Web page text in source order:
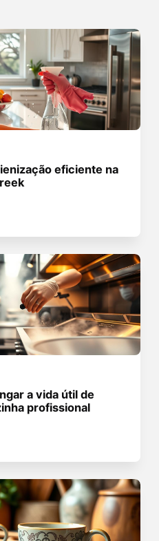
eficiente na
a vida útil de
profissional